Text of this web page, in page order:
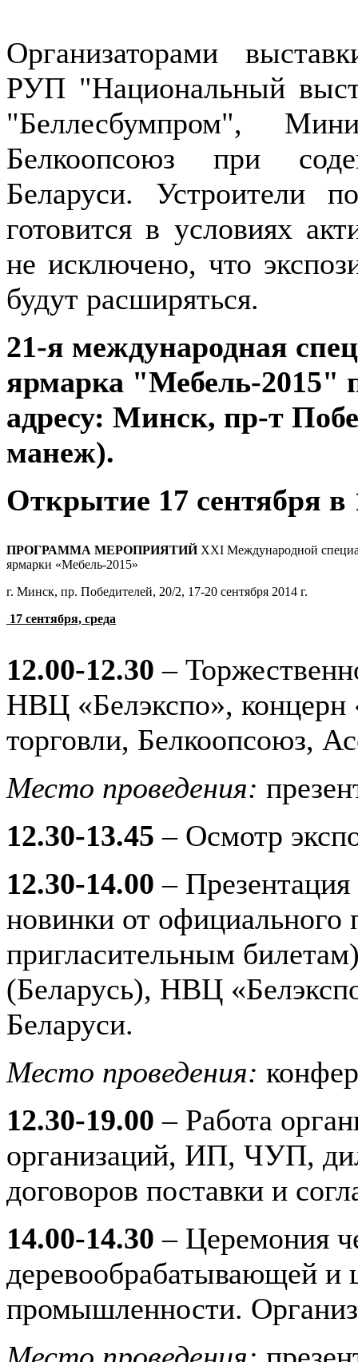
Организаторами
РУП "Национальный
"Беллесбумпром",
Белкоопсоюз при
Беларуси. Устроители
готовится в условиях
не исключено, что
будут расширяться.
21-я международная
ярмарка "Мебель-2015"
адресу: Минск, пр-т
манеж).
Открытие 17 сентября в
ПРОГРАММА МЕРОПРИЯТИЙ XXI Международной
ярмарки «Мебель-2015»
г. Минск, пр. Победителей, 20/2, 17-20 сентября 2014 г.
17 сентября, среда
12.00-12.30 –
НВЦ «Белэкспо»,
торговли, Белкоопсоюз,
Место проведения:
12.30-13.45– Осмотр
12.30-14.00 –
новинки от официального
пригласительным
(Беларусь), НВЦ
Беларуси.
Место проведения:
12.30-19.00 – Работа
организаций, ИП, ЧУП,
договоров поставки и
14.00-14.30 – Церемония
деревообрабатывающей и
промышленности.